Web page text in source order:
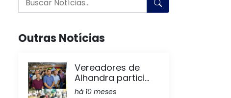
Outras Notícias
Vereadores de
Alhandra partici...
há 10 meses